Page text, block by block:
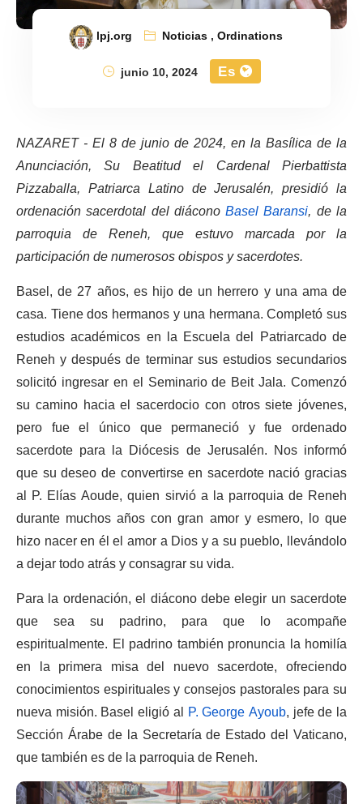
lpj.org Noticias,Ordinations
junio 10, 2024
Es
NAZARET - El 8 de junio de 2024, en la Basílica de la
Anunciación, Su Beatitud el Cardenal Pierbattista
Pizzaballa, Patriarca Latino de Jerusalén, presidió la
ordenación sacerdotal del diáconoBasel Baransi, de la
parroquia de Reneh, que estuvo marcada por la
participación de numerosos obispos y sacerdotes.
Basel, de 27 años, es hijo de un herrero y una ama de
casa. Tiene dos hermanos y una hermana. Completó sus
estudios académicos en la Escuela del Patriarcado de
Reneh y después de terminar sus estudios secundarios
solicitó ingresar en el Seminario de Beit Jala. Comenzó
su camino hacia el sacerdocio con otros siete jóvenes,
pero fue el único que permaneció y fue ordenado
sacerdote para la Diócesis de Jerusalén. Nos informó
que su deseo de convertirse en sacerdote nació gracias
al P. Elías Aoude, quien sirvió a la parroquia de Reneh
durante muchos años con gran amor y esmero, lo que
hizo nacer en él el amor a Dios y a su pueblo, llevándolo
a dejar todo atrás y consagrar su vida.
Para la ordenación, el diácono debe elegir un sacerdote
que sea su padrino, para que lo acompañe
espiritualmente. El padrino también pronuncia la homilía
en la primera misa del nuevo sacerdote, ofreciendo
conocimientos espirituales y consejos pastorales para su
nueva misión. Basel eligió al P. George Ayoub, jefe de la
Sección Árabe de la Secretaría de Estado del Vaticano,
que también es de la parroquia de Reneh.